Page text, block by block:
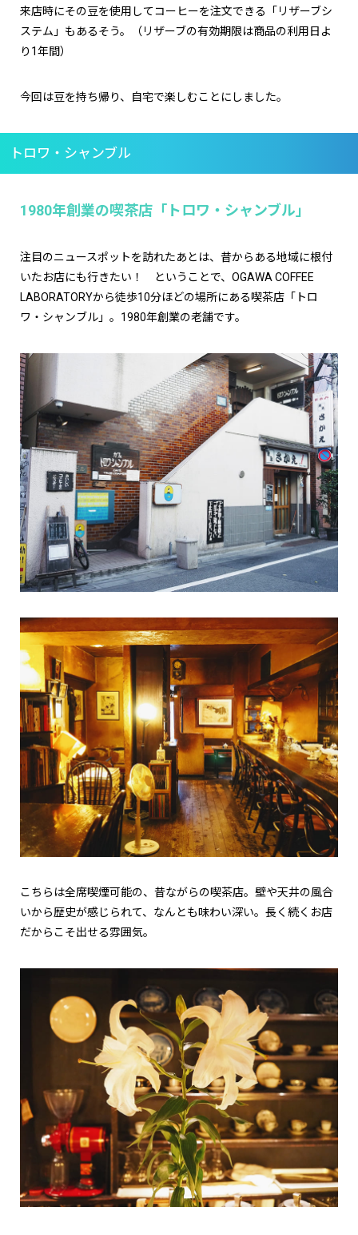
来店時にその豆を使用してコーヒーを注文できる「リザーブシ
ステム」もあるそう。（リザーブの有効期限は商品の利用日よ
り1年間）
今回は豆を持ち帰り、自宅で楽しむことにしました。
トロワ・シャンブル
1980年創業の喫茶店「トロワ・シャンブル」
注目のニュースポットを訪れたあとは、昔からある地域に根付
いたお店にも行きたい！ ということで、OGAWA COFFEE
LABORATORYから徒歩10分ほどの場所にある喫茶店「トロ
ワ・シャンブル」。1980年創業の老舗です。
こちらは全席喫煙可能の、昔ながらの喫茶店。壁や天井の風合
いから歴史が感じられて、なんとも味わい深い。長く続くお店
だからこそ出せる雰囲気。